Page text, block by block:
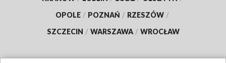
OPOLE / POZNAŃ / RZESZÓW /
SZCZECIN / WARSZAWA / WROCŁAW